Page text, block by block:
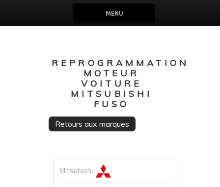
MENU
REPROGRAMMATION
MOTEUR
VOITURE
MITSUBISHI
FUSO
Retours aux marques
Mitsubishi